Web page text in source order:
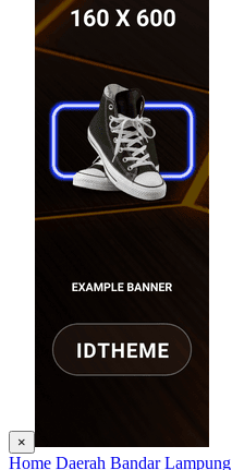
×
Home Daerah Bandar Lampung